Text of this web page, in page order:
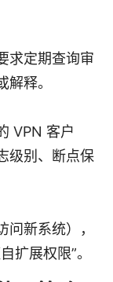
求定期查询审
释。
VPN 客户
级别、断点保
新系统），
扩展权限”。